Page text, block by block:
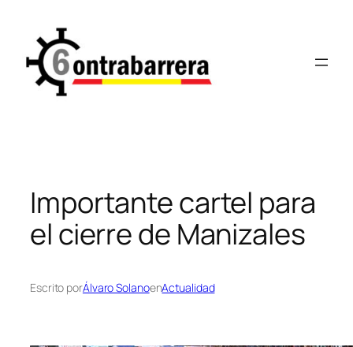
contenido
Importante cartel para
el cierre de Manizales
Escrito porÁlvaro SolanoenActualidad